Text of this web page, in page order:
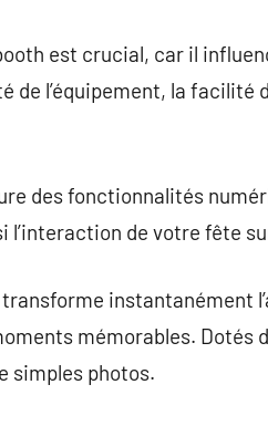
est crucial, car il
de l’équipement, la facilité
des fonctionnalités
l’interaction de votre fête
transforme instantanément
mémorables. Dotés
simples photos.